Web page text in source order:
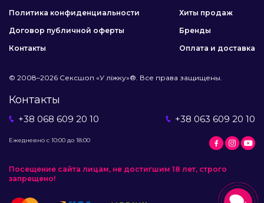
Политика конфиденциальности
Договор публичной оферты
Контакты
Хиты продаж
Бренды
Оплата и доставка
© 2008–2026 Сексшоп «У ліжку»®. Все права защищены.
Контакты
+38 068 609 20 10 +38 063 609 20 10
Ежедневно с 10:00 до 18:00
Посещение сайта лицам, не достигшим 18 лет, строго
запрещено!